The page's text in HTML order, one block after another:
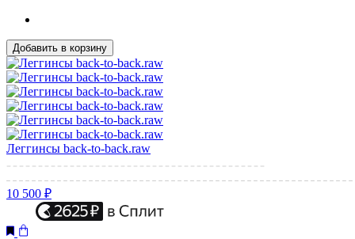
Добавить в корзину
Леггинсы back-to-back.raw
10 500 ₽